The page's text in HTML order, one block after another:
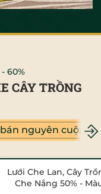
- 60%
CÂY TRỒNG
nguyên cuộn
Lưới Che Lan, Cây
Che